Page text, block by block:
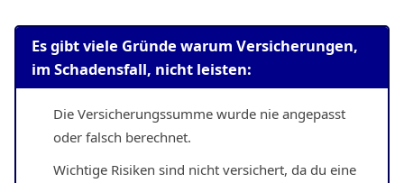
Es gibt viele Gründe warum Versicherungen,
im Schadensfall, nicht leisten:
Die Versicherungssumme wurde nie angepasst
oder falsch berechnet.
Wichtige Risiken sind nicht versichert, da du eine